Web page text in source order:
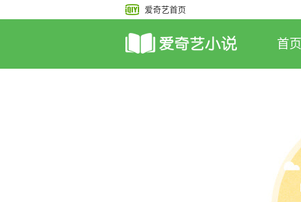
爱奇艺首页
首页